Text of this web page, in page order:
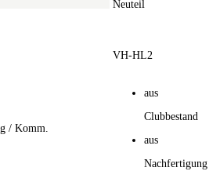
Neuteil
VH-HL2
/ Komm.
aus
Clubbestand
aus
Nachfertigung